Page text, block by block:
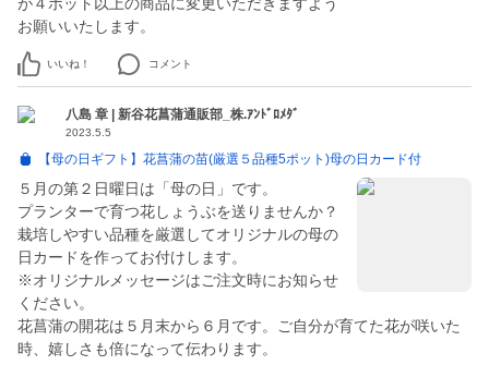
お願いいたします。
いいね！ コメント
八島 章 | 新谷花菖蒲通販部_株.ｱﾝﾄﾞﾛﾒﾀﾞ
2023.5.5
【母の日ギフト】花菖蒲の苗(厳選５品種5ポット)母の日カード付
５月の第２日曜日は「母の日」です。
プランターで育つ花しょうぶを送りませんか？
栽培しやすい品種を厳選してオリジナルの母の
日カードを作ってお付けします。
※オリジナルメッセージはご注文時にお知らせ
ください。
花菖蒲の開花は５月末から６月です。ご自分が育てた花が咲いた
時、嬉しさも倍になって伝わります。